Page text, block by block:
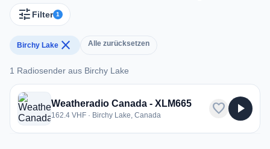
tune Filter 1
Birchy Lake close Alle zurücksetzen
1 Radiosender aus Birchy Lake
1 Radiosender aus Birchy Lake
Weatheradio Canada - XLM665
162.4 VHF · Birchy Lake, Canada favorite play_arrow